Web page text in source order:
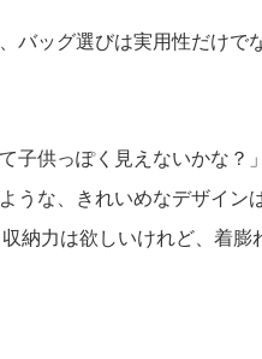
バッグ選びは実用性だけで
子供っぽく見えないかな？」
うな、きれいめなデザイン
収納力は欲しいけれど、着膨